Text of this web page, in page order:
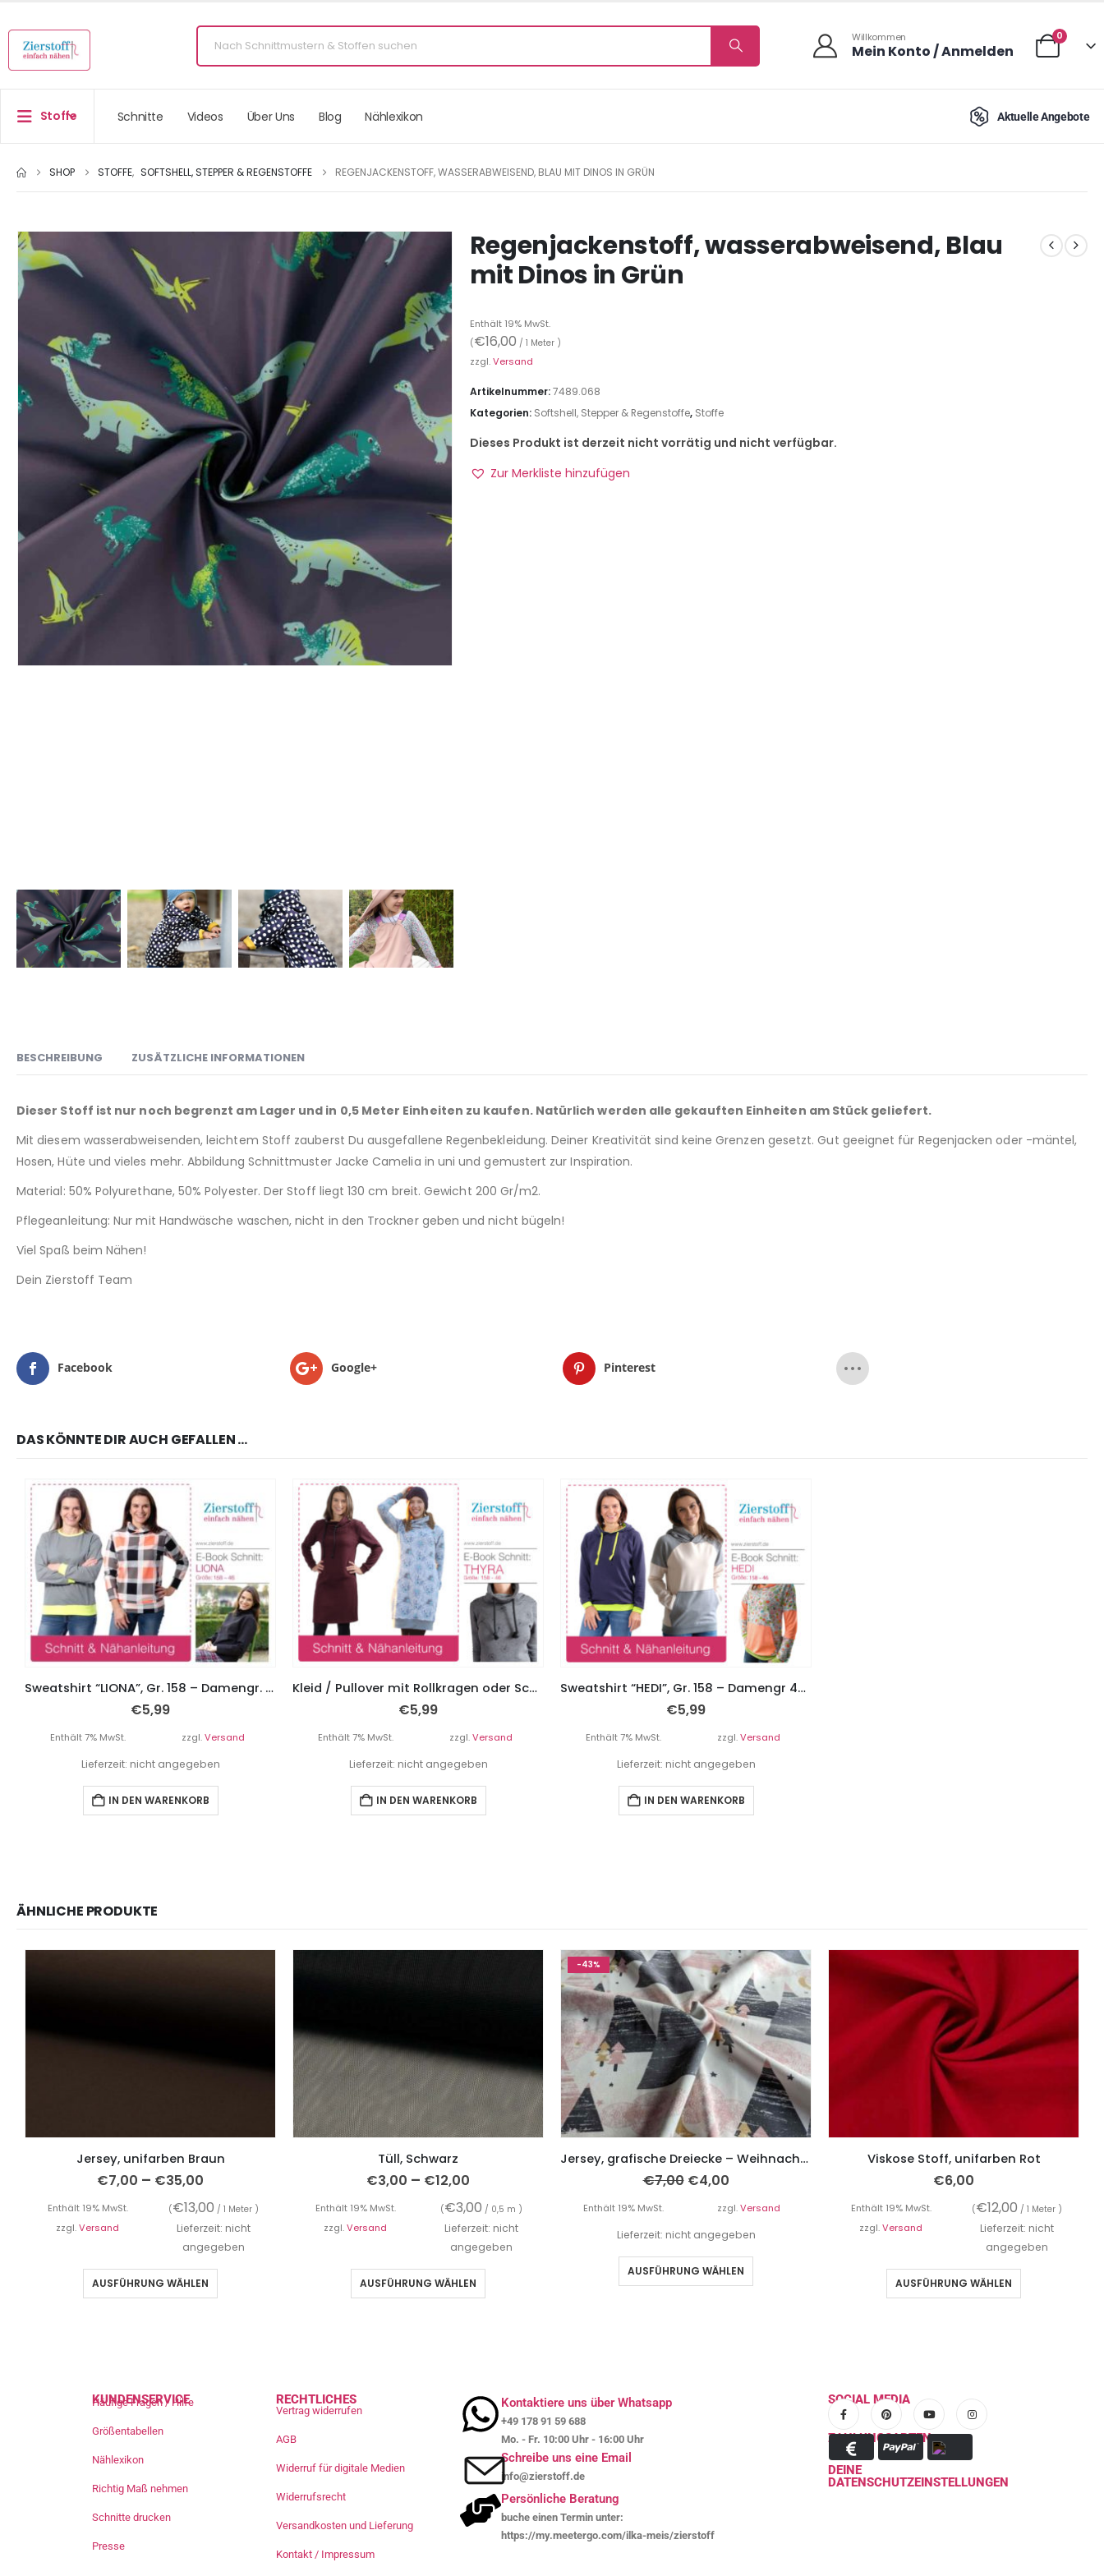
Willkommen
Mein Konto / Anmelden
0
Stoffe Schnitte Videos Über Uns Blog Nählexikon Aktuelle Angebote
SHOP STOFFE, SOFTSHELL, STEPPER & REGENSTOFFE REGENJACKENSTOFF, WASSERABWEISEND, BLAU MIT DINOS IN GRÜN
Regenjackenstoff, wasserabweisend, Blau
mit Dinos in Grün
Enthält 19% MwSt.
(€16,00 / 1 Meter )
zzgl.Versand
Artikelnummer:7489.068
Kategorien: Softshell, Stepper & Regenstoffe, Stoffe
Dieses Produkt ist derzeit nicht vorrätig und nicht verfügbar.
Zur Merkliste hinzufügen
BESCHREIBUNG ZUSÄTZLICHE INFORMATIONEN
Dieser Stoff ist nur noch begrenzt am Lager und in 0,5 Meter Einheiten zu kaufen. Natürlich werden alle gekauften Einheiten am Stück geliefert.
Mit diesem wasserabweisenden, leichtem Stoff zauberst Du ausgefallene Regenbekleidung. Deiner Kreativität sind keine Grenzen gesetzt. Gut geeignet für Regenjacken oder -mäntel,
Hosen, Hüte und vieles mehr. Abbildung Schnittmuster Jacke Camelia in uni und gemustert zur Inspiration.
Material: 50% Polyurethane, 50% Polyester. Der Stoff liegt 130 cm breit. Gewicht 200 Gr/m2.
Pflegeanleitung: Nur mit Handwäsche waschen, nicht in den Trockner geben und nicht bügeln!
Viel Spaß beim Nähen!
Dein Zierstoff Team
Facebook Google+ Pinterest
DAS KÖNNTE DIR AUCH GEFALLEN …
Sweatshirt “LIONA”, Gr. 158 – Damengr. 46 – Unisex Schnitt
€5,99
Enthält 7% MwSt. zzgl.Versand
Lieferzeit: nicht angegeben
IN DEN WARENKORB
Kleid / Pullover mit Rollkragen oder Schalkragen “Thyra”, Gr. 158 – Damengr. 46
€5,99
Enthält 7% MwSt. zzgl.Versand
Lieferzeit: nicht angegeben
IN DEN WARENKORB
Sweatshirt “HEDI”, Gr. 158 – Damengr 46 – mit und ohne Kapuze
€5,99
Enthält 7% MwSt. zzgl.Versand
Lieferzeit: nicht angegeben
IN DEN WARENKORB
ÄHNLICHE PRODUKTE
Jersey, unifarben Braun
€7,00 – €35,00
Enthält 19% MwSt. (€13,00 / 1 Meter )
zzgl.Versand
Lieferzeit: nicht
angegeben
AUSFÜHRUNG WÄHLEN
Tüll, Schwarz
€3,00 – €12,00
Enthält 19% MwSt. (€3,00 / 0,5 m )
zzgl.Versand
Lieferzeit: nicht
angegeben
AUSFÜHRUNG WÄHLEN
-43%
Jersey, grafische Dreiecke – Weihnachtsbaum auf Ecru
€7,00 €4,00
Enthält 19% MwSt. zzgl.Versand
Lieferzeit: nicht angegeben
AUSFÜHRUNG WÄHLEN
Viskose Stoff, unifarben Rot
€6,00
Enthält 19% MwSt. (€12,00 / 1 Meter )
zzgl.Versand
Lieferzeit: nicht
angegeben
AUSFÜHRUNG WÄHLEN
KUNDENSERVICE
Häufige Fragen / Hilfe
Größentabellen
Nählexikon
Richtig Maß nehmen
Schnitte drucken
Presse
RECHTLICHES
Vertrag widerrufen
AGB
Widerruf für digitale Medien
Widerrufsrecht
Versandkosten und Lieferung
Kontakt / Impressum
Kontaktiere uns über Whatsapp
+49 178 91 59 688
Mo. - Fr. 10:00 Uhr - 16:00 Uhr
Schreibe uns eine Email
info@zierstoff.de
Persönliche Beratung
buche einen Termin unter:
https://my.meetergo.com/ilka-meis/zierstoff
SOCIAL MEDIA
ZAHLUNGSARTEN
DEINE
DATENSCHUTZEINSTELLUNGEN